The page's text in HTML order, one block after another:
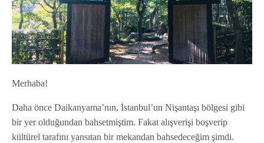
Merhaba!
Daha önce Daikanyama’nın, İstanbul’un Nişantaşı bölgesi gibi
bir yer olduğundan bahsetmiştim. Fakat alışverişi boşverip
kültürel tarafını yansıtan bir mekandan bahsedeceğim şimdi.